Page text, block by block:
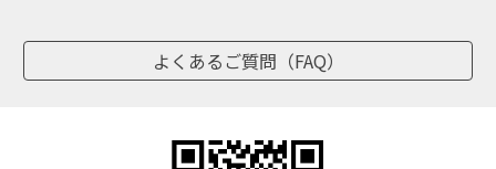
よくあるご質問（FAQ）